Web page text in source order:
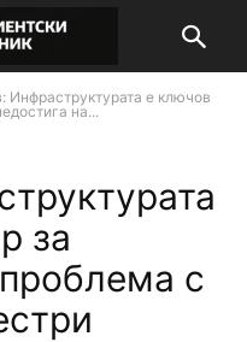
Инфраструктурата е ключов
на...
за
с